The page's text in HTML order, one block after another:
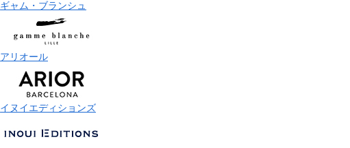
ギャム・ブランシュ
アリオール
イヌイエディションズ